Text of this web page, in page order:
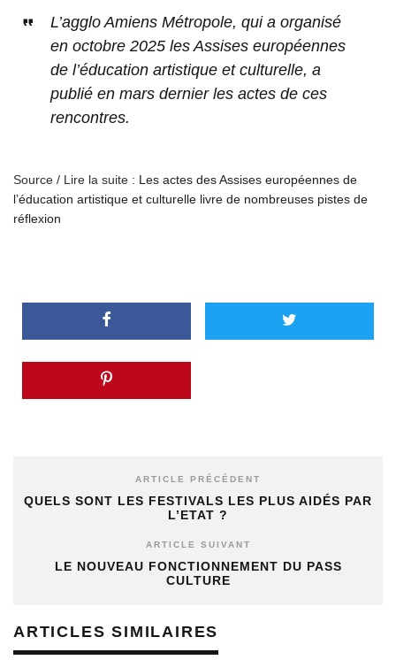
L’agglo Amiens Métropole, qui a organisé
en octobre 2025 les Assises européennes
de l’éducation artistique et culturelle, a
publié en mars dernier les actes de ces
rencontres.
Source / Lire la suite : Les actes des Assises européennes de
l’éducation artistique et culturelle livre de nombreuses pistes de
réflexion
ARTICLE PRÉCÉDENT
QUELS SONT LES FESTIVALS LES PLUS AIDÉS PAR
L’ETAT ?
ARTICLE SUIVANT
LE NOUVEAU FONCTIONNEMENT DU PASS
CULTURE
ARTICLES SIMILAIRES